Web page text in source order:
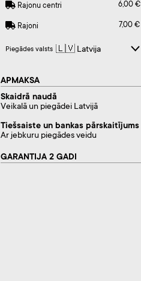
Rajonu centri
6,00 €
Rajoni
7,00 €
Piegādes valsts
APMAKSA
Skaidrā naudā
Veikalā un piegādei Latvijā
Tiešsaiste un bankas pārskaitījums
Ar jebkuru piegādes veidu
GARANTIJA 2 GADI